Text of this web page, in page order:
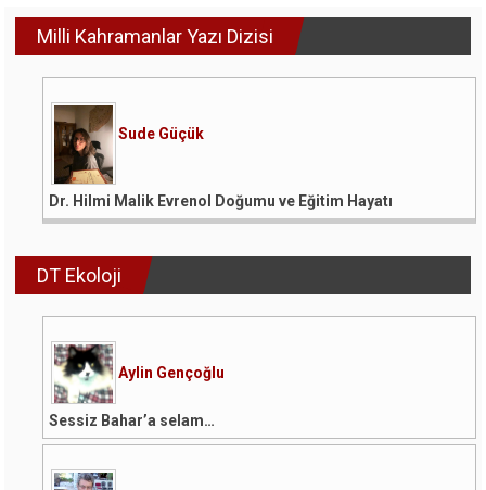
Milli Kahramanlar Yazı Dizisi
Sude Güçük
Dr. Hilmi Malik Evrenol Doğumu ve Eğitim Hayatı
DT Ekoloji
Aylin Gençoğlu
Sessiz Bahar’a selam…